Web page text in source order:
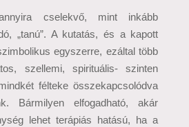
cselekvő, mint inkább
„tanú”. A kutatás, és a kapott
egyszerre, ezáltal több
szellemi, spirituális- szinten
félteke összekapcsolódva
Bármilyen elfogadható, akár
lehet terápiás hatású, ha a